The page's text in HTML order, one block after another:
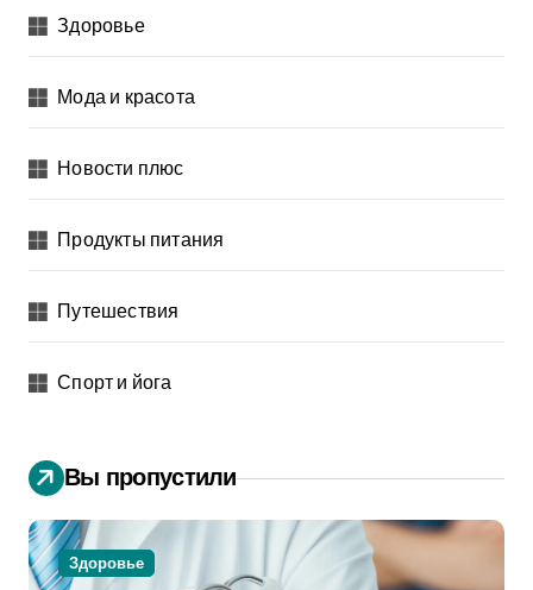
Здоровье
Мода и красота
Новости плюс
Продукты питания
Путешествия
Спорт и йога
Вы пропустили
Здоровье